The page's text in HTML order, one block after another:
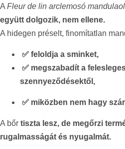
A Fleur de lin arclemosó
együtt dolgozik, nem ellene.
A hidegen préselt, finomítatlan
✅ feloldja a sminket,
✅ megszabadít a
szennyeződésektől,
✅ miközben nem hagy
A bőr tiszta lesz, de megőrzi
rugalmasságát és nyugalmát.